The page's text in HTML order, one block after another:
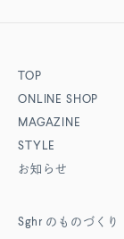
TOP
ONLINE SHOP
MAGAZINE
STYLE
お知らせ
Sghr のものづくり